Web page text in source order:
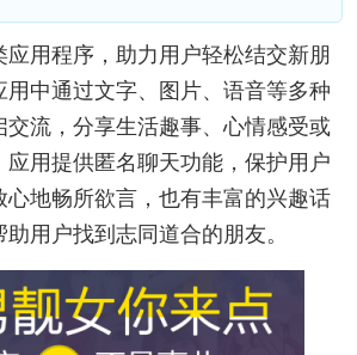
用程序，助力用户轻松结交新朋
中通过文字、图片、语音等多种
交流，分享生活趣事、心情感受或
用提供匿名聊天功能，保护用户
心地畅所欲言，也有丰富的兴趣话
用户找到志同道合的朋友。